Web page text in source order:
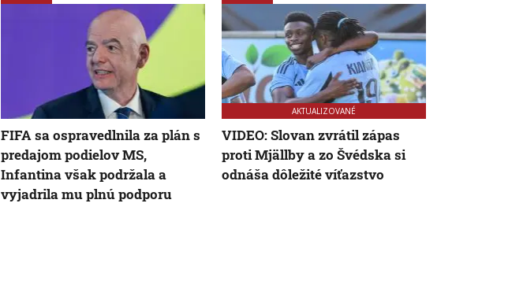
FIFA sa ospravedlnila za plán s
predajom podielov MS,
Infantina však podržala a
vyjadrila mu plnú podporu
AKTUALIZOVANÉ
VIDEO: Slovan zvrátil zápas
proti Mjällby a zo Švédska si
odnáša dôležité víťazstvo